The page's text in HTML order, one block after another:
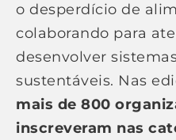
o desperdício de
colaborando para
desenvolver
sustentáveis. Nas
mais de 800
inscreveram nas